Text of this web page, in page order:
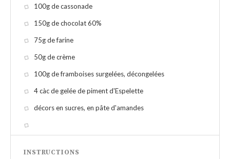
100g de cassonade
150g de chocolat 60%
75g de farine
50g de crème
100g de framboises surgelées, décongelées
4 càc de gelée de piment d'Espelette
décors en sucres, en pâte d'amandes
INSTRUCTIONS